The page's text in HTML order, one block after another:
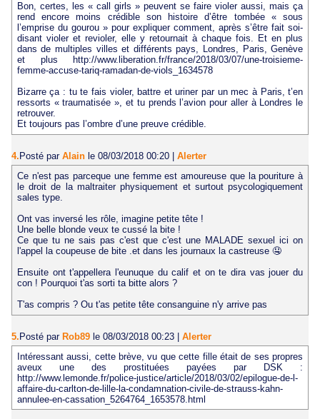
Bon, certes, les « call girls » peuvent se faire violer aussi, mais ça
rend encore moins crédible son histoire d’être tombée « sous
l’emprise du gourou » pour expliquer comment, après s’être fait soi-
disant violer et revioler, elle y retournait à chaque fois. Et en plus
dans de multiples villes et différents pays, Londres, Paris, Genève
et plus http://www.liberation.fr/france/2018/03/07/une-troisieme-
femme-accuse-tariq-ramadan-de-viols_1634578
Bizarre ça : tu te fais violer, battre et uriner par un mec à Paris, t’en
ressorts « traumatisée », et tu prends l’avion pour aller à Londres le
retrouver.
Et toujours pas l’ombre d’une preuve crédible.
4. Posté par Alain le 08/03/2018 00:20
Alerter
Ce n'est pas parceque une femme est amoureuse que la pouriture à
le droit de la maltraiter physiquement et surtout psycologiquement
sales type.
Ont vas inversé les rôle, imagine petite tête !
Une belle blonde veux te cussé la bite !
Ce que tu ne sais pas c'est que c'est une MALADE sexuel ici on
l'appel la coupeuse de bite .et dans les journaux la castreuse 🤤
Ensuite ont t'appellera l'eunuque du calif et on te dira vas jouer du
con ! Pourquoi t'as sorti ta bitte alors ?
T'as compris ? Ou t'as petite tête consanguine n'y arrive pas
5.Posté par Rob89 le 08/03/2018 00:23 | Alerter
Intéressant aussi, cette brève, vu que cette fille était de ses propres
aveux une des prostituées payées par DSK :
http://www.lemonde.fr/police-justice/article/2018/03/02/epilogue-de-l-
affaire-du-carlton-de-lille-la-condamnation-civile-de-strauss-kahn-
annulee-en-cassation_5264764_1653578.html